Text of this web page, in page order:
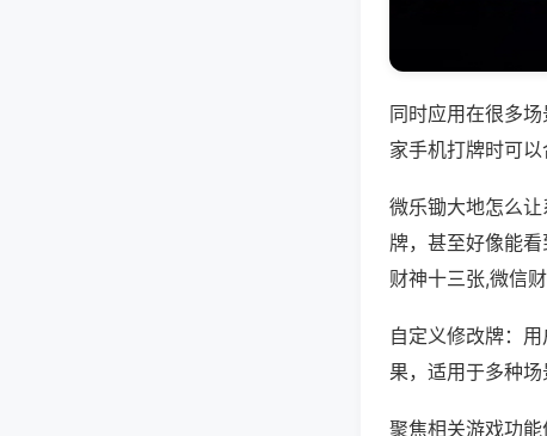
同时应用在很多
家手机打牌时可
微乐锄大地怎么
牌，甚至好像能
财神十三张,微信
自定义修改牌：
果，适用于多种
聚焦相关游戏功能